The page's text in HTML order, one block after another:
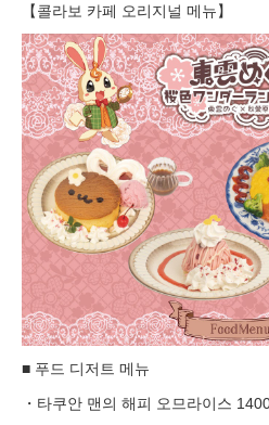
【콜라보 카페 오리지널 메뉴】
■ 푸드 디저트 메뉴
・타쿠안 맨의 해피 오므라이스